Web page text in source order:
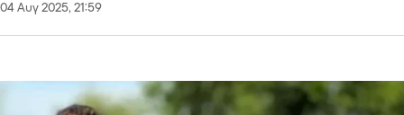
04 Αυγ 2025, 21:59